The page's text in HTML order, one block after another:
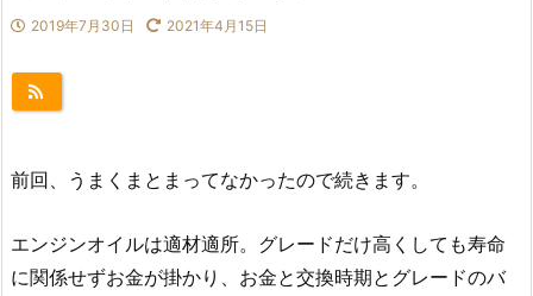
2019年7月30日 2021年4月15日
前回、うまくまとまってなかったので続きます。
エンジンオイルは適材適所。グレードだけ高くしても寿命
に関係せずお金が掛かり、お金と交換時期とグレードのバ